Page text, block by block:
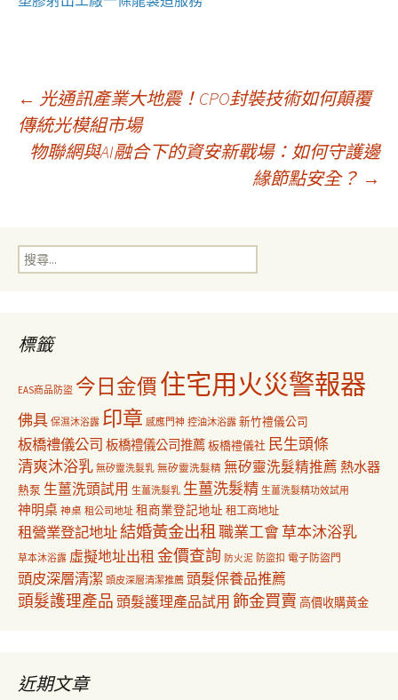
文
章
覽
← 光通訊產業大地震！CPO封裝技術如何顛覆
傳統光模組市場
物聯網與AI融合下的資安新戰場：如何守護邊
緣節點安全？ →
搜
尋
標籤
EAS商品防盜 今日金價住宅用火災警報器
佛具 保濕沐浴露 印章 感應門神 控油沐浴露 新竹禮儀公司
板橋禮儀公司 板橋禮儀公司推薦板橋禮儀社 民生頭條
清爽沐浴乳 無矽靈洗髮乳 無矽靈洗髮精 無矽靈洗髮精推薦 熱水器
熱泵 生薑洗頭試用 生薑洗髮乳 生薑洗髮精 生薑洗髮精功效試用
神明桌 神桌 租公司地址 租商業登記地址 租工商地址
租營業登記地址結婚黃金出租職業工會草本沐浴乳
草本沐浴露 虛擬地址出租 金價查詢 防火泥 防盜扣 電子防盜門
頭皮深層清潔 頭皮深層清潔推薦 頭髮保養品推薦
頭髮護理產品 頭髮護理產品試用 飾金買賣 高價收購黃金
近期文章